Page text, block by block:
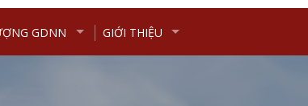
GDNN GIỚI THIỆU